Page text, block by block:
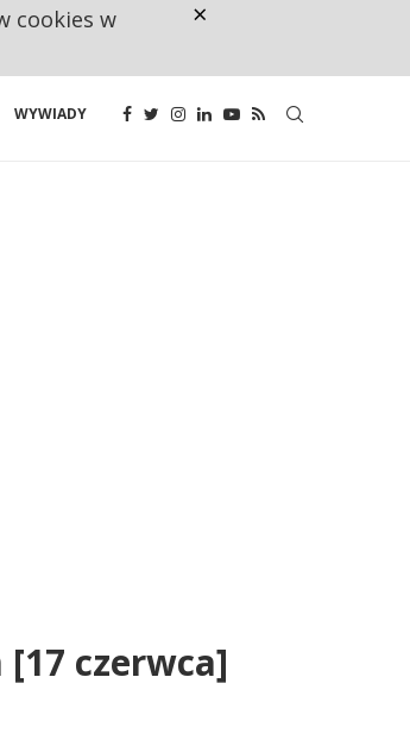
WYWIADY
czerwca]
cookies w
×